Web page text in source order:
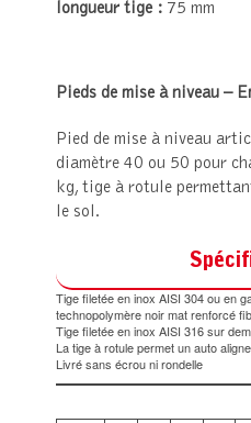
longueur tige : 75 mm
Pieds de mise à niveau –
Pied de mise à niveau
diamètre 40 ou 50 pour
kg, tige à rotule
le sol.
Tige filetée en inox AISI 304 ou en
technopolymère noir mat renforcé
Tige filetée en inox AISI 316 sur
La tige à rotule permet un auto
Livré sans écrou ni rondelle